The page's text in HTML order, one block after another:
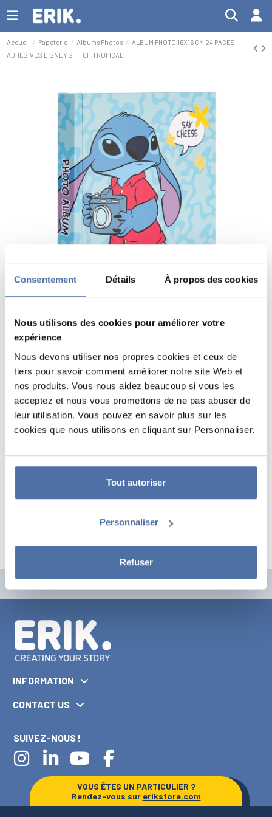
Consentement Détails À propos des cookies
Nous utilisons des cookies pour améliorer votre
expérience
Nous devons utiliser nos propres cookies et ceux de
tiers pour savoir comment améliorer notre site Web et
nos produits. Vous nous aidez beaucoup si vous les
acceptez et nous vous promettons de ne pas abuser de
leur utilisation. Vous pouvez en savoir plus sur les
cookies que nous utilisons en cliquant sur Personnaliser.
Tout autoriser
Personnaliser
Refuser
Accueil Papeterie Albums Photos
ALBUM PHOTO 16X16 CM 24 PAGES
ADHESIVES DISNEY STITCH TROPICAL
ALBUM PHOTO 16X16 CM 24
PAGES ADHESIVES DISNEY
STITCH TROPICAL
Album photo avec 22 pages auto-adhésives. Ses dimensions sont de
INFORMATION
CONTACT US
SUIVEZ-NOUS !
VOUS ÊTES UN PARTICULIER ?
Rendez-vous sur erikstore.com